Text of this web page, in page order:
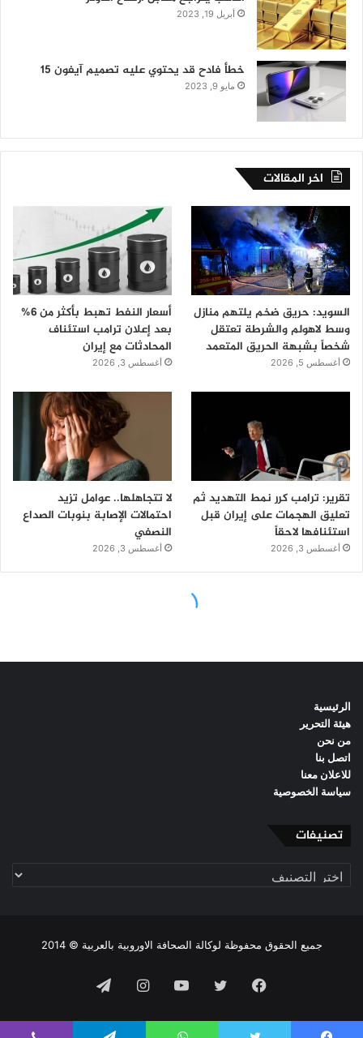
الرئيسية
هيئة التحرير
من نحن
اتصل بنا
للاعلان معنا
سياسة الخصوصية
تصنيفات
تصنيفات
جميع الحقوق محفوظة لوكالة الصحافة الاوروبية بالعربية © 2014
فيسبوك تويتر يوتيوبانستقرامتيلقرام